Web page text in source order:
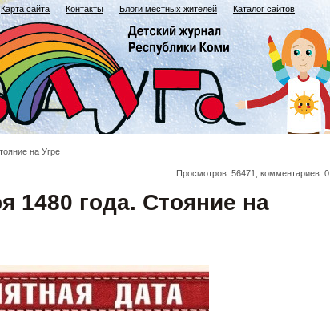
Карта сайта Контакты Блоги местных жителей Каталог сайтов
на Угре
Просмотров: 56471, комментариев: 0
1480 года. Стояние на